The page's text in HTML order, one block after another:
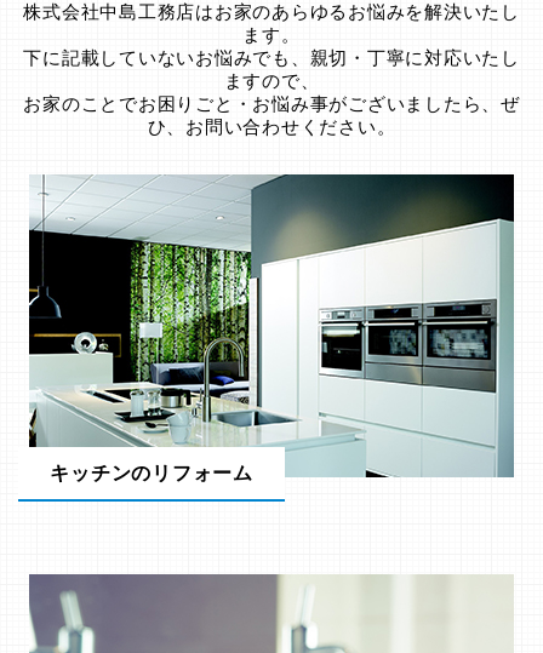
株式会社中島工務店はお家のあらゆるお悩みを解決いたし
ます。
下に記載していないお悩みでも、親切・丁寧に対応いたし
ますので、
お家のことでお困りごと・お悩み事がございましたら、ぜ
ひ、お問い合わせください。
キッチンのリフォーム